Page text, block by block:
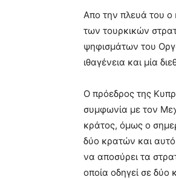
Απο την πλευά του ο
των τουρκικών
ψηφισμάτων του
ιθαγένεια και μία
Ο πρόεδρος της
συμφωνία με τον
κράτος, όμως ο
δύο κρατών και
να αποσύρει τα
οποία οδηγεί σε δύο